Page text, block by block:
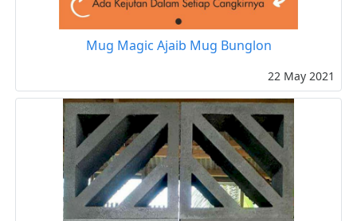
Mug Magic Ajaib Mug Bunglon
22 May 2021